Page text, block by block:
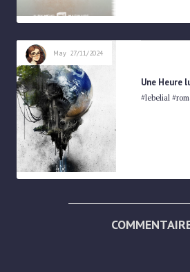
Une Heure
#lebelial
May 27/11/2024